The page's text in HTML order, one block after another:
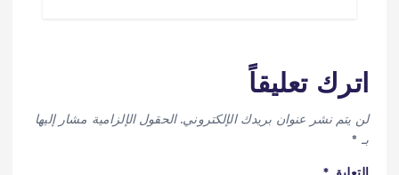
اترك تعليقاً
لن يتم نشر عنوان بريدك الإلكتروني. الحقول الإلزامية مشار إليها
بـ *